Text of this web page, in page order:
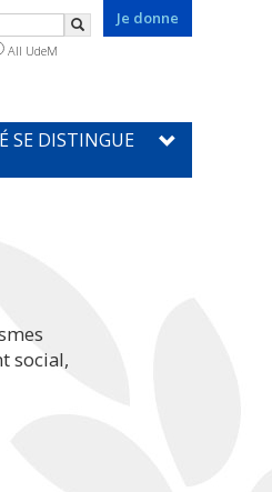
Je donne
Search
All UdeM
SE DISTINGUE
social,